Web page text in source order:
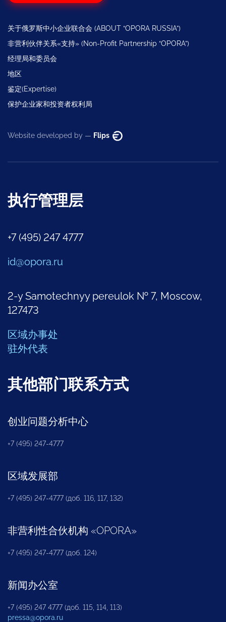
关于俄罗斯中小企业联合会 (ABOUT “OPORA RUSSIA”)
非营利伙伴关系«支持» (Non-Profit Partnership “OPORA”)
经理局和委员会
地区
鉴定(Expertise)
保护企业家和投资者权利局
Website developed by — Flips
执行管理层
+7 (495) 247 4777
id@opora.ru
2-y Samotechnyy pereulok № 7, Moscow,
127473
区域办事处
驻外代表
其他部门联系方式
创业问题分析中心
+7 (495) 247-4777
区域发展部
+7 (495) 247-4777 (доб. 116, 117, 132)
非营利性合伙机构 «OPORA»
+7 (495) 247-4777 (доб. 124)
新闻办公室
+7 (495) 247 4777 (доб. 115, 114, 113)
pressa@opora.ru